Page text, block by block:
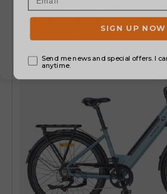
ha en snygg, lättskött elcykel
utan att ge avkall på